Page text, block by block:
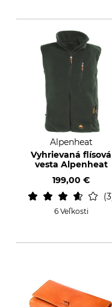
Alpenheat
Vyhrievaná flísová
vesta Alpenheat
199,00 €
3
6 Veľkosti